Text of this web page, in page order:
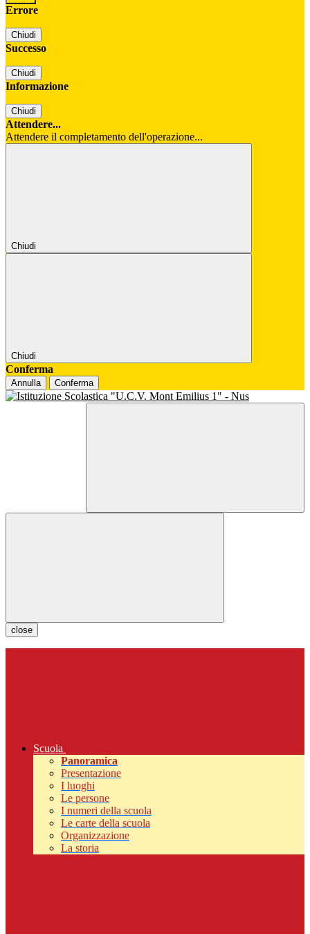
Errore
Chiudi
Successo
Chiudi
Informazione
Chiudi
Attendere...
Attendere il completamento dell'operazione...
Chiudi
Chiudi
Conferma
Annulla Conferma
close
Scuola
Panoramica
Presentazione
I luoghi
Le persone
I numeri della scuola
Le carte della scuola
Organizzazione
La storia